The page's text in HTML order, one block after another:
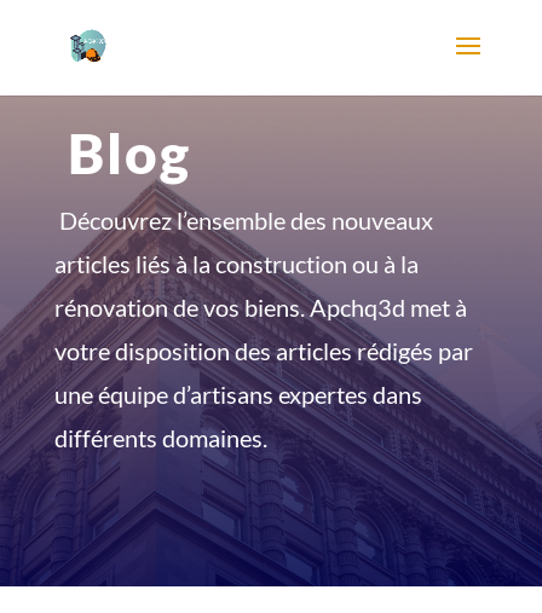
Blog
Découvrez l’ensemble des nouveaux
articles liés à la construction ou à la
rénovation de vos biens. Apchq3d met à
votre disposition des articles rédigés par
une équipe d’artisans expertes dans
différents domaines.